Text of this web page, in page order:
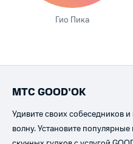
Гио Пика
МТС GOOD’OK
Удивите своих собеседников
волну. Установите